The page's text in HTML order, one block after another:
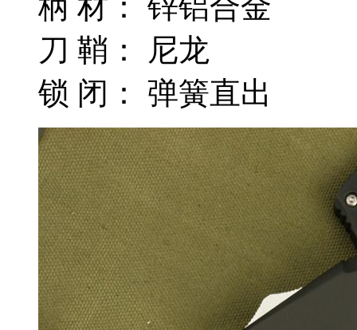
柄 材： 锌铝合金
刀 鞘： 尼龙
锁 闭： 弹簧直出